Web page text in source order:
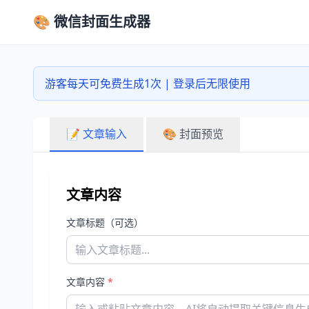
🎨 微信封面生成器
游客每天可免费生成1次 | 登录后无限使用
📝 文章输入 🎨 封面预览
文章内容
文章标题（可选）
文章内容 *